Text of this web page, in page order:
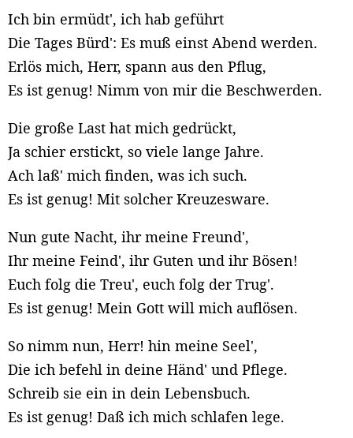
Ich bin ermüdt', ich hab geführt
Die Tages Bürd': Es muß einst Abend werden.
Erlös mich, Herr, spann aus den Pflug,
Es ist genug! Nimm von mir die Beschwerden.
Die große Last hat mich gedrückt,
Ja schier erstickt, so viele lange Jahre.
Ach laß' mich finden, was ich such.
Es ist genug! Mit solcher Kreuzesware.
Nun gute Nacht, ihr meine Freund',
Ihr meine Feind', ihr Guten und ihr Bösen!
Euch folg die Treu', euch folg der Trug'.
Es ist genug! Mein Gott will mich auflösen.
So nimm nun, Herr! hin meine Seel',
Die ich befehl in deine Händ' und Pflege.
Schreib sie ein in dein Lebensbuch.
Es ist genug! Daß ich mich schlafen lege.